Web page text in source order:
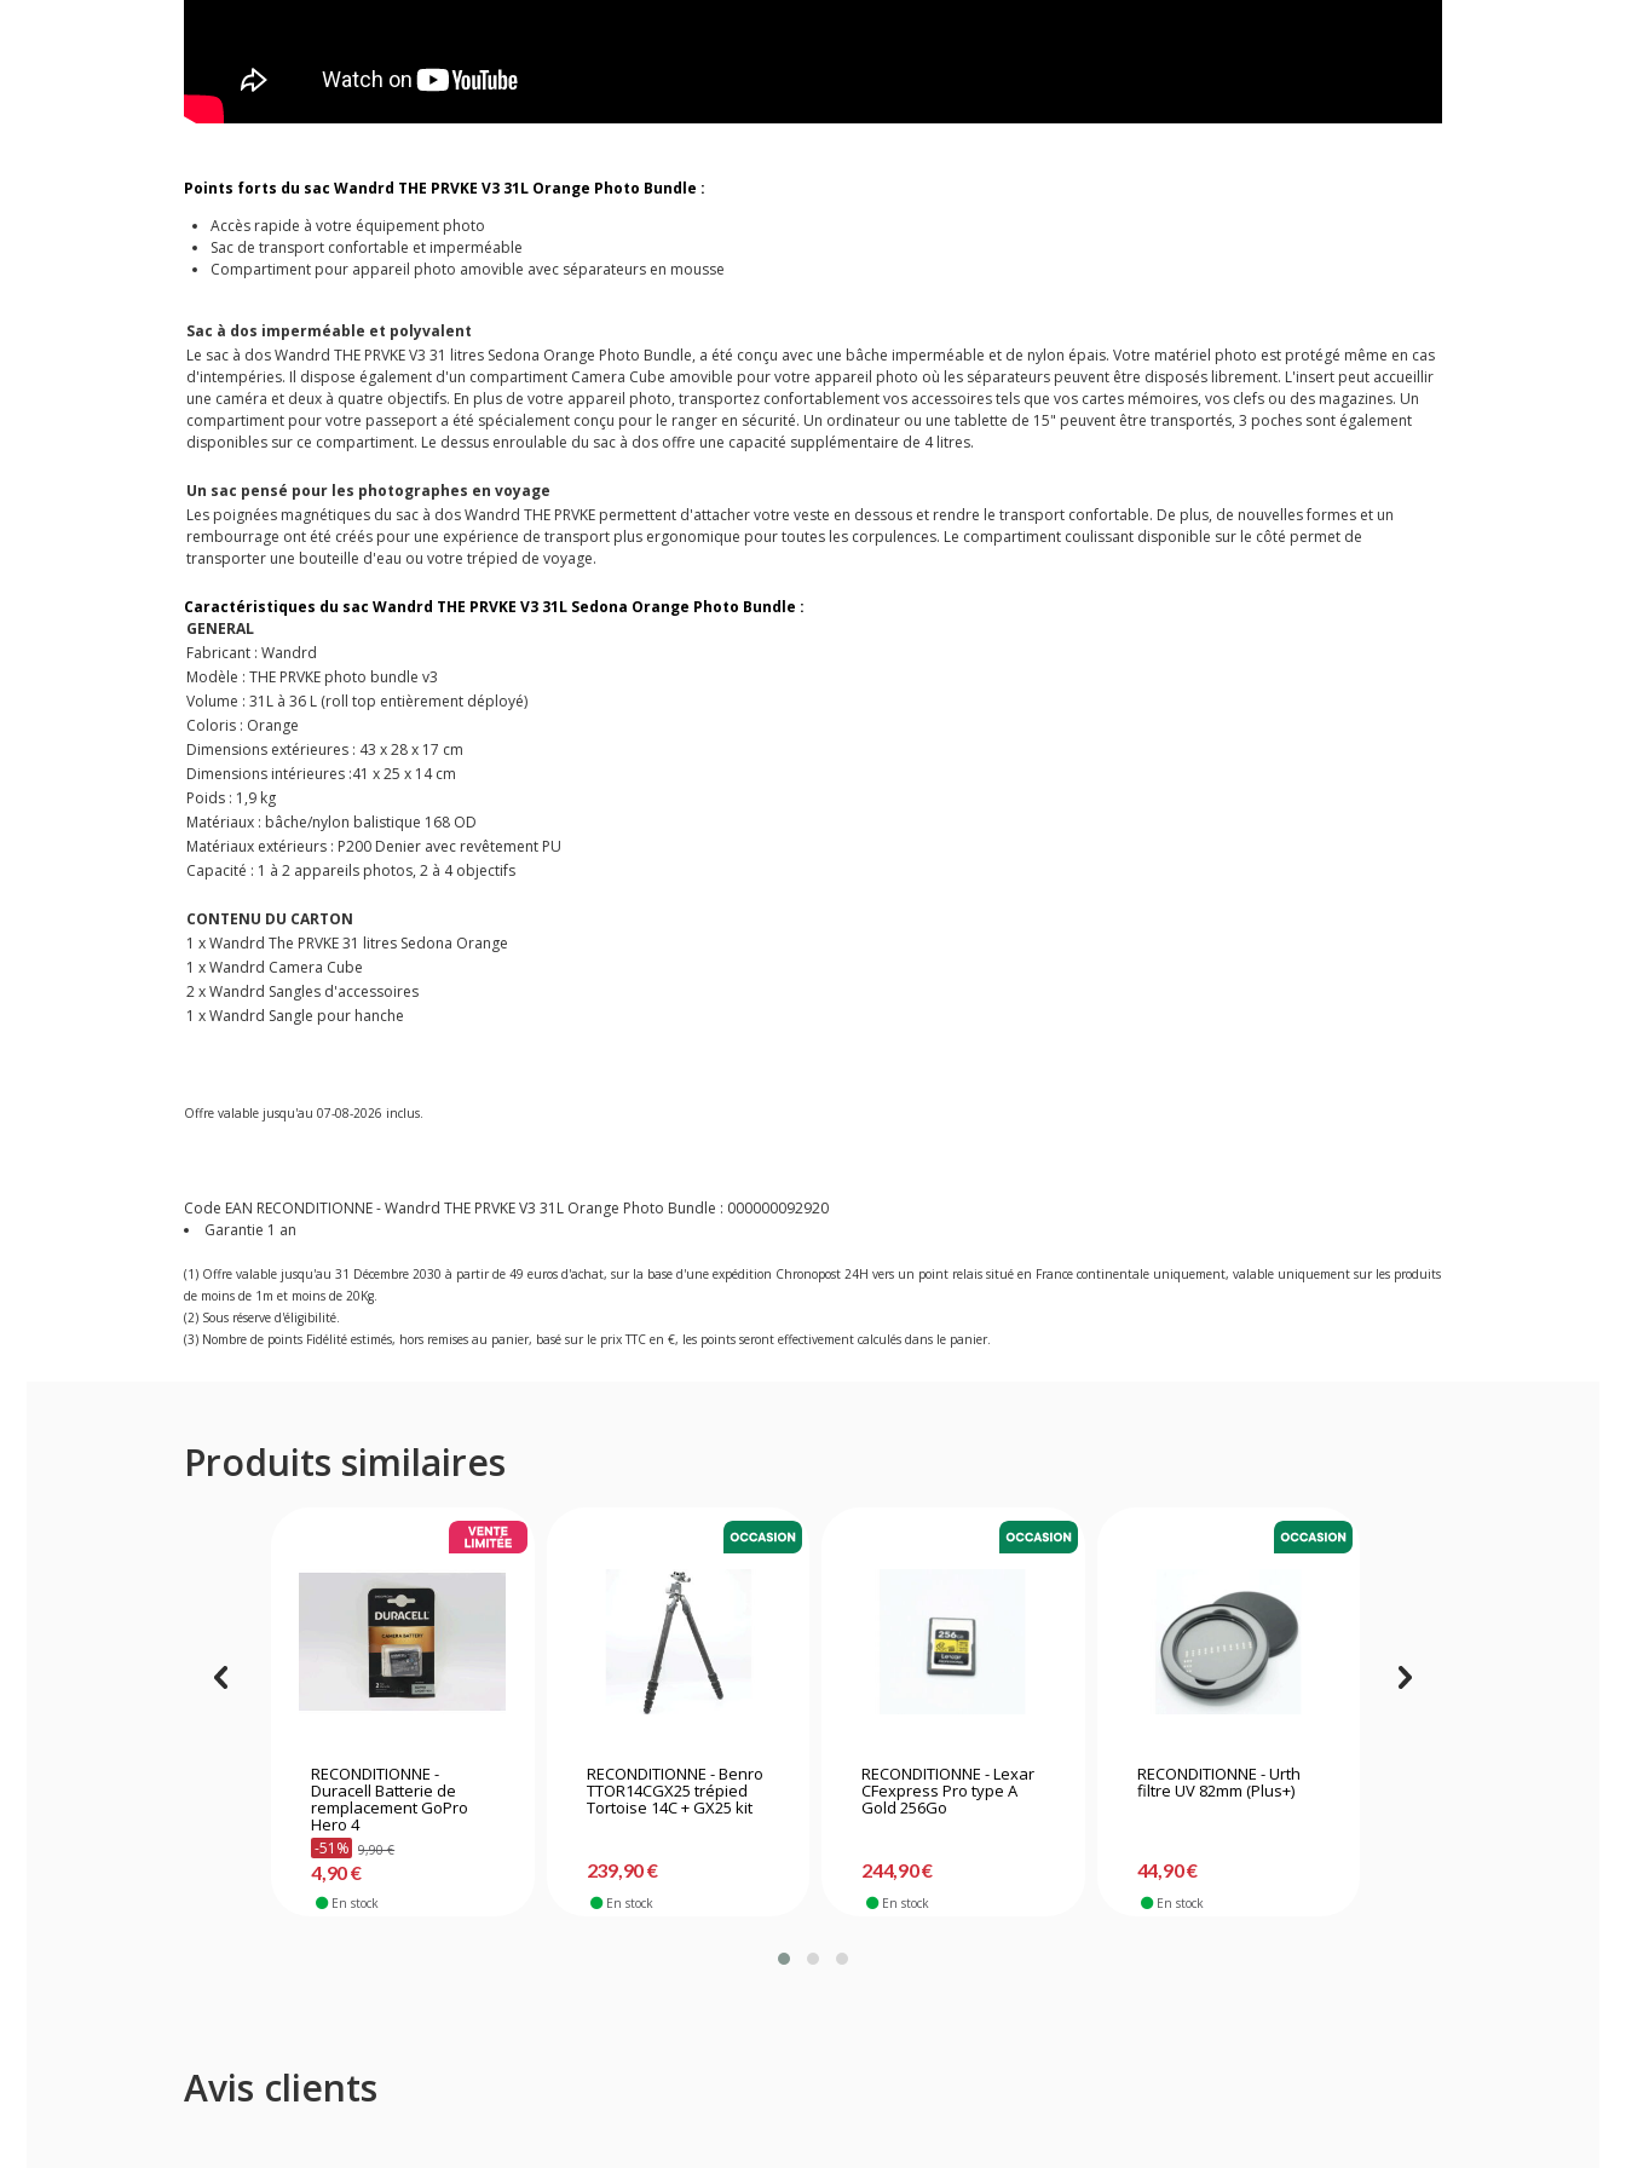
Points forts du sac Wandrd THE PRVKE V3 31L Orange Photo Bundle :
Accès rapide à votre équipement photo
Sac de transport confortable et imperméable
Compartiment pour appareil photo amovible avec séparateurs en mousse
Sac à dos imperméable et polyvalent
Le sac à dos Wandrd THE PRVKE V3 31 litres Sedona Orange Photo Bundle, a été conçu avec une bâche imperméable et de nylon épais. Votre matériel photo est protégé même en cas
d'intempéries. Il dispose également d'un compartiment Camera Cube amovible pour votre appareil photo où les séparateurs peuvent être disposés librement. L'insert peut accueillir
une caméra et deux à quatre objectifs. En plus de votre appareil photo, transportez confortablement vos accessoires tels que vos cartes mémoires, vos clefs ou des magazines. Un
compartiment pour votre passeport a été spécialement conçu pour le ranger en sécurité. Un ordinateur ou une tablette de 15" peuvent être transportés, 3 poches sont également
disponibles sur ce compartiment. Le dessus enroulable du sac à dos offre une capacité supplémentaire de 4 litres.
Un sac pensé pour les photographes en voyage
Les poignées magnétiques du sac à dos Wandrd THE PRVKE permettent d'attacher votre veste en dessous et rendre le transport confortable. De plus, de nouvelles formes et un
rembourrage ont été créés pour une expérience de transport plus ergonomique pour toutes les corpulences. Le compartiment coulissant disponible sur le côté permet de
transporter une bouteille d'eau ou votre trépied de voyage.
Caractéristiques du sac Wandrd THE PRVKE V3 31L Sedona Orange Photo Bundle :
GENERAL
Fabricant : Wandrd
Modèle : THE PRVKE photo bundle v3
Volume : 31L à 36 L (roll top entièrement déployé)
Coloris : Orange
Dimensions extérieures : 43 x 28 x 17 cm
Dimensions intérieures :41 x 25 x 14 cm
Poids : 1,9 kg
Matériaux : bâche/nylon balistique 168 OD
Matériaux extérieurs : P200 Denier avec revêtement PU
Capacité : 1 à 2 appareils photos, 2 à 4 objectifs
CONTENU DU CARTON
1 x Wandrd The PRVKE 31 litres Sedona Orange
1 x Wandrd Camera Cube
2 x Wandrd Sangles d'accessoires
1 x Wandrd Sangle pour hanche
Offre valable jusqu'au 07-08-2026 inclus.
Code EAN RECONDITIONNE - Wandrd THE PRVKE V3 31L Orange Photo Bundle : 000000092920
Garantie 1 an
(1) Offre valable jusqu'au 31 Décembre 2030 à partir de 49 euros d'achat, sur la base d'une expédition Chronopost 24H vers un point relais situé en France continentale uniquement, valable uniquement sur les produits
de moins de 1m et moins de 20Kg.
(2) Sous réserve d'éligibilité.
(3) Nombre de points Fidélité estimés, hors remises au panier, basé sur le prix TTC en €, les points seront effectivement calculés dans le panier.
Produits similaires
RECONDITIONNE -
Duracell Batterie de
remplacement GoPro
Hero 4
-51% 9,90 €
4,90 €
En stock
RECONDITIONNE - Benro
TTOR14CGX25 trépied
Tortoise 14C + GX25 kit
239,90 €
En stock
RECONDITIONNE - Lexar
CFexpress Pro type A
Gold 256Go
244,90 €
En stock
RECONDITIONNE - Urth
filtre UV 82mm (Plus+)
44,90 €
En stock
Avis clients